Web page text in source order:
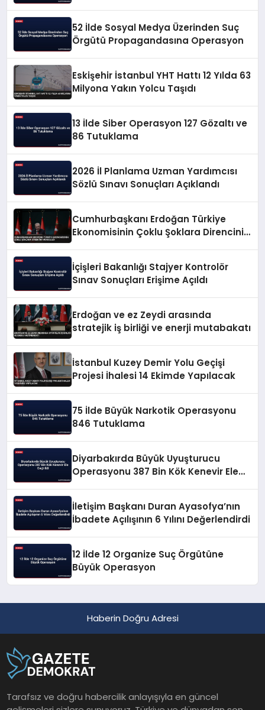
52 İlde Sosyal Medya Üzerinden Suç
Örgütü Propagandasına Operasyon
Eskişehir İstanbul YHT Hattı 12 Yılda 63
Milyona Yakın Yolcu Taşıdı
13 İlde Siber Operasyon 127 Gözaltı ve
86 Tutuklama
2026 İl Planlama Uzman Yardımcısı
Sözlü Sınavı Sonuçları Açıklandı
Cumhurbaşkanı Erdoğan Türkiye
Ekonomisinin Çoklu Şoklara Direncini
İçişleri Bakanlığı Stajyer Kontrolör
Sınav Sonuçları Erişime Açıldı
Erdoğan ve ez Zeydi arasında
stratejik iş birliği ve enerji mutabakatı
İstanbul Kuzey Demir Yolu Geçişi
Projesi İhalesi 14 Ekimde Yapılacak
75 İlde Büyük Narkotik Operasyonu
846 Tutuklama
Diyarbakırda Büyük Uyuşturucu
Operasyonu 387 Bin Kök Kenevir Ele
İletişim Başkanı Duran Ayasofya’nın
İbadete Açılışının 6 Yılını Değerlendirdi
12 İlde 12 Organize Suç Örgütüne
Büyük Operasyon
Haberin Doğru Adresi
Tarafsız ve doğru habercilik anlayışıyla en güncel